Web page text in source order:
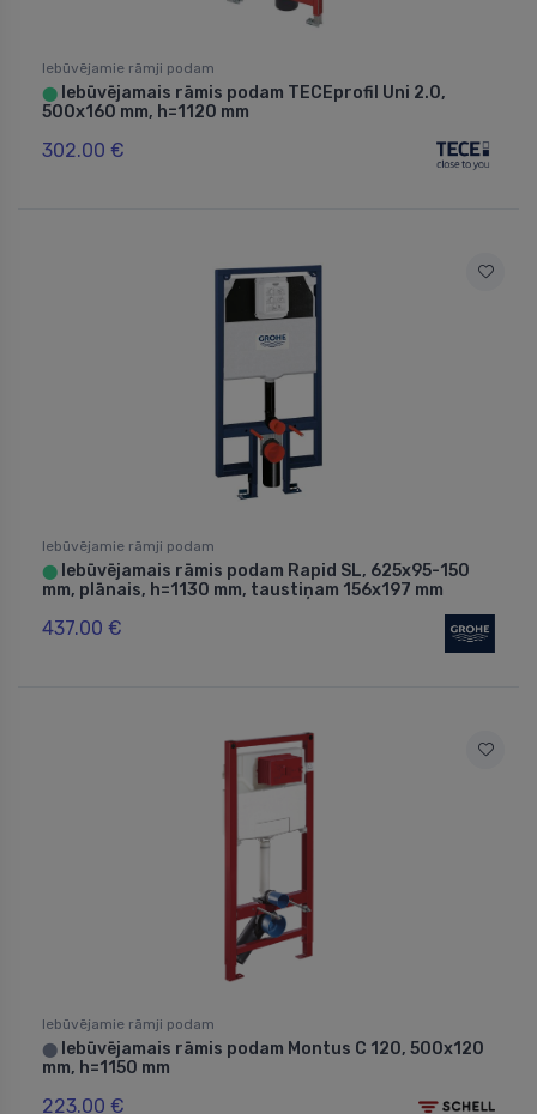
Iebūvējamie rāmji podam
⬤ Iebūvējamais rāmis podam TECEprofil Uni 2.0,
500x160 mm, h=1120 mm
302.00 €
Iebūvējamie rāmji podam
⬤ Iebūvējamais rāmis podam Rapid SL, 625x95-150
mm, plānais, h=1130 mm, taustiņam 156x197 mm
437.00 €
Iebūvējamie rāmji podam
⬤ Iebūvējamais rāmis podam Montus C 120, 500x120
mm, h=1150 mm
223.00 €